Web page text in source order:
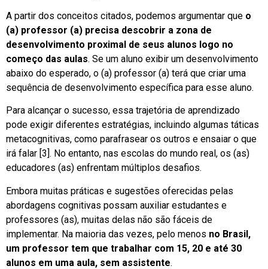
A partir dos conceitos citados, podemos argumentar que o
(a) professor (a) precisa descobrir a zona de
desenvolvimento proximal de seus alunos logo no
começo das aulas. Se um aluno exibir um desenvolvimento
abaixo do esperado, o (a) professor (a) terá que criar uma
sequência de desenvolvimento específica para esse aluno.
Para alcançar o sucesso, essa trajetória de aprendizado
pode exigir diferentes estratégias, incluindo algumas táticas
metacognitivas, como parafrasear os outros e ensaiar o que
irá falar [3]. No entanto, nas escolas do mundo real, os (as)
educadores (as) enfrentam múltiplos desafios.
Embora muitas práticas e sugestões oferecidas pelas
abordagens cognitivas possam auxiliar estudantes e
professores (as), muitas delas não são fáceis de
implementar. Na maioria das vezes, pelo menos no Brasil,
um professor tem que trabalhar com 15, 20 e até 30
alunos em uma aula, sem assistente.